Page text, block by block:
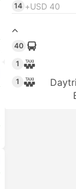
USD 40+
14
40
1
1